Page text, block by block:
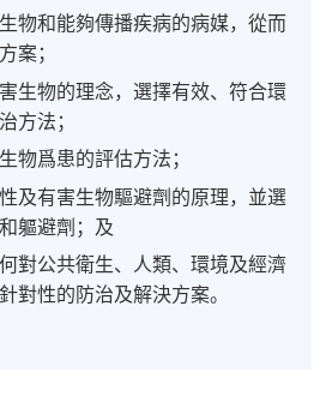
物和能夠傳播疾病的病媒，從而
案；
生物的理念，選擇有效、符合環
方法；
物爲患的評估方法；
及有害生物驅避劑的原理，並選
軀避劑；及
對公共衛生、人類、環境及經濟
對性的防治及解決方案。